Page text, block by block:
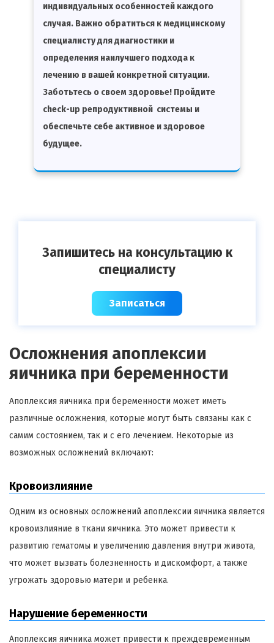
индивидуальных особенностей каждого
случая. Важно обратиться к медицинскому
специалисту для диагностики и
определения наилучшего подхода к
лечению в вашей конкретной ситуации.
Заботьтесь о своем здоровье! Пройдите
check-up репродуктивной системы и
обеспечьте себе активное и здоровое
будущее.
Запишитесь на консультацию к
специалисту
Записаться
Осложнения апоплексии
яичника при беременности
Апоплексия яичника при беременности может иметь
различные осложнения, которые могут быть связаны как с
самим состоянием, так и с его лечением. Некоторые из
возможных осложнений включают:
Кровоизлияние
Одним из основных осложнений апоплексии яичника является
кровоизлияние в ткани яичника. Это может привести к
развитию гематомы и увеличению давления внутри живота,
что может вызвать болезненность и дискомфорт, а также
угрожать здоровью матери и ребенка.
Нарушение беременности
Апоплексия яичника может привести к преждевременным